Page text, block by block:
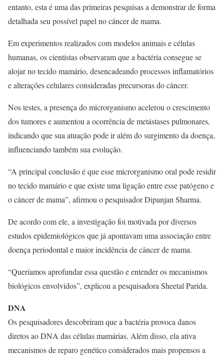
entanto, esta é uma das primeiras pesquisas a demonstrar de forma
detalhada seu possível papel no câncer de mama.
Em experimentos realizados com modelos animais e células
humanas, os cientistas observaram que a bactéria consegue se
alojar no tecido mamário, desencadeando processos inflamatórios
e alterações celulares consideradas precursoras do câncer.
Nos testes, a presença do microrganismo acelerou o crescimento
dos tumores e aumentou a ocorrência de metástases pulmonares,
indicando que sua atuação pode ir além do surgimento da doença,
influenciando também sua evolução.
“A principal conclusão é que esse microrganismo oral pode residir
no tecido mamário e que existe uma ligação entre esse patógeno e
o câncer de mama”, afirmou o pesquisadorDipanjan Sharma.
De acordo com ele, a investigação foi motivada por diversos
estudos epidemiológicos que já apontavam uma associação entre
doença periodontal e maior incidência de câncer de mama.
“Queríamos aprofundar essa questão e entender os mecanismos
biológicos envolvidos”, explicou a pesquisadoraSheetal Parida.
DNA
Os pesquisadores descobriram que a bactéria provoca danos
diretos ao DNA das células mamárias. Além disso, ela ativa
mecanismos de reparo genético considerados mais propensos a